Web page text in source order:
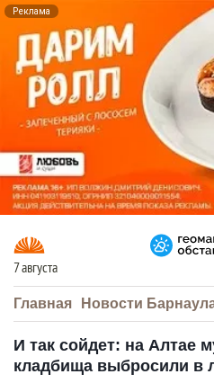
Реклама
7 августа
Главная Новости
И так сойдет: на Алтае
кладбища выбросили в